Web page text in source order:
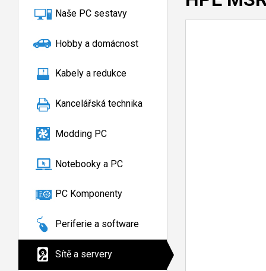
Naše PC sestavy
Hobby a domácnost
Kabely a redukce
Kancelářská technika
Modding PC
Notebooky a PC
PC Komponenty
Periferie a software
Sítě a servery